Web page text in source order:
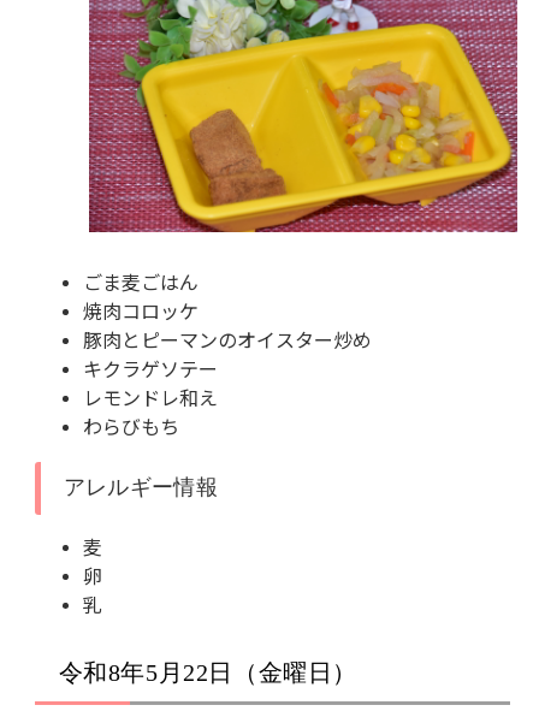
ごま麦ごはん
焼肉コロッケ
豚肉とピーマンのオイスター炒め
キクラゲソテー
レモンドレ和え
わらびもち
アレルギー情報
麦
卵
乳
令和8年5月22日（金曜日）